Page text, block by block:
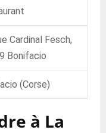
Cardinal Fesch,
Bonifacio
(Corse)
à La